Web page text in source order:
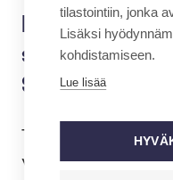
Ilmoittaudu
suurimpaan
Tehyläisten
vuonna on
tilastointiin, jonka
Lisäksi
kohdistamiseen.
Lue lisää